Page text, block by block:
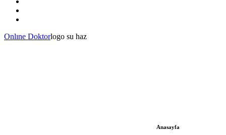
Onlıne Doktorlogo su haz
Anasayfa